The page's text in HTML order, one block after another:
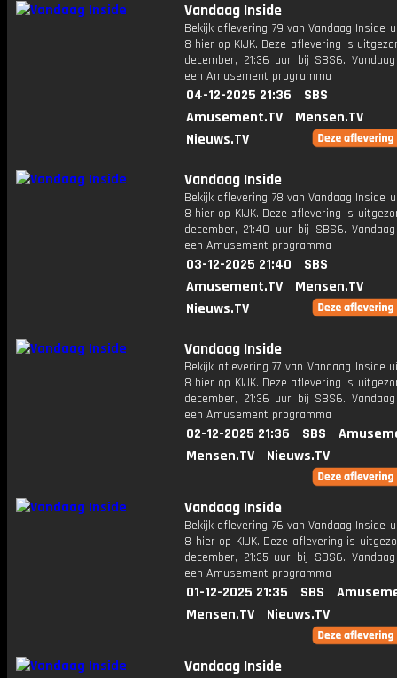
Vandaag Inside
Bekijk aflevering 79 van Vandaag Inside
8 hier op KIJK. Deze aflevering is
december, 21:36 uur bij SBS6.
een Amusement programma
04-12-2025 21:36
SBS
Amusement.TV
Mensen.TV
Nieuws.TV
Vandaag Inside
Bekijk aflevering 78 van Vandaag Inside
8 hier op KIJK. Deze aflevering is
december, 21:40 uur bij SBS6.
een Amusement programma
03-12-2025 21:40
SBS
Amusement.TV
Mensen.TV
Nieuws.TV
Vandaag Inside
Bekijk aflevering 77 van Vandaag Inside
8 hier op KIJK. Deze aflevering is
december, 21:36 uur bij SBS6.
een Amusement programma
02-12-2025 21:36 SBS
Mensen.TV
Nieuws.TV
Vandaag Inside
Bekijk aflevering 76 van Vandaag Inside
8 hier op KIJK. Deze aflevering is
december, 21:35 uur bij SBS6.
een Amusement programma
01-12-2025 21:35 SBS
Mensen.TV
Nieuws.TV
Vandaag Inside